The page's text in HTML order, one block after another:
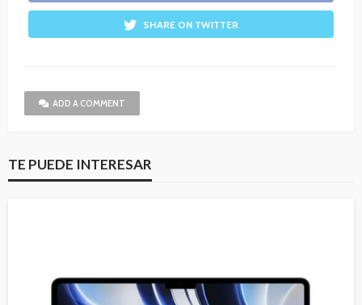
SHARE ON TWITTER
ADD A COMMENT
TE PUEDE INTERESAR